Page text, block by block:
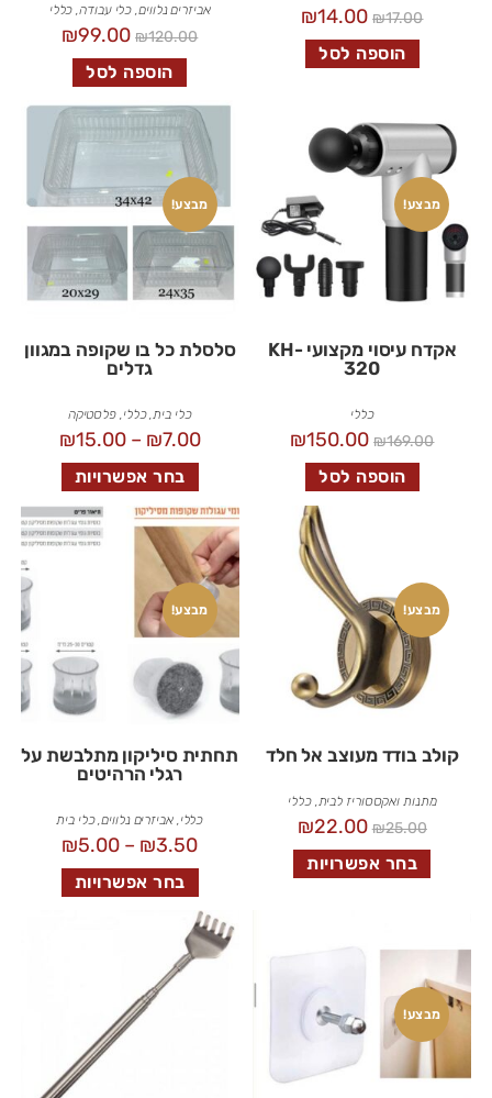
₪17.00
₪14.00
הוספה לסל
אביזרים נלווים, כלי עבודה, כללי
₪120.00
₪99.00
הוספה לסל
מבצע!
אקדח עיסוי מקצועי KH-
320
כללי
₪169.00
₪150.00
הוספה לסל
מבצע!
סלסלת כל בו שקופה במגוון
גדלים
כלי בית,כללי, פלסטיקה
₪7.00
–
₪15.00
בחר אפשרויות
מבצע!
קולב בודד מעוצב אל חלד
מתנות ואקססוריז לבית,כללי
₪25.00
₪22.00
בחר אפשרויות
מבצע!
תחתית סיליקון מתלבשת על
רגלי הרהיטים
כללי,אביזרים נלווים,כלי בית
₪3.50
–
₪5.00
בחר אפשרויות
מבצע!